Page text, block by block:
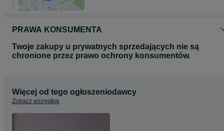
PRAWA KONSUMENTA
Twoje zakupy u prywatnych sprzedających nie są
chronione przez prawo ochrony konsumentów.
Więcej od tego ogłoszeniodawcy
Zobacz wszystkie